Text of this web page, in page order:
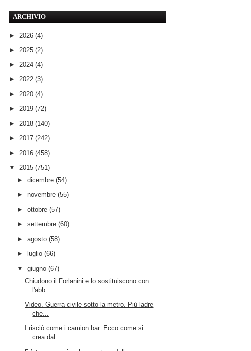
ARCHIVIO
► 2026 (4)
► 2025 (2)
► 2024 (4)
► 2022 (3)
► 2020 (4)
► 2019 (72)
► 2018 (140)
► 2017 (242)
► 2016 (458)
▼ 2015 (751)
► dicembre (54)
► novembre (55)
► ottobre (57)
► settembre (60)
► agosto (58)
►
luglio (66)
▼ giugno (67)
Chiudono il Forlanini e lo sostituiscono con
l'abb...
Video. Guerra civile sotto la metro. Più ladre
che...
I risciò come i camion bar. Ecco come si
crea dal ...